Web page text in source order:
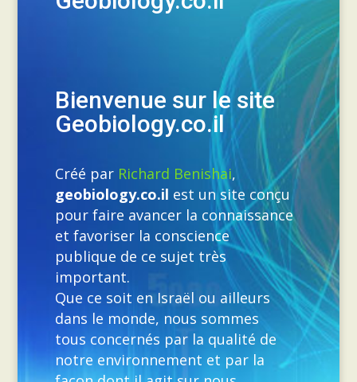
Bienvenue sur le site
Geobiology.co.il
Créé par Richard Benishai,
geobiology.co.il est un site conçu
pour faire avancer la connaissance
et favoriser la conscience
publique de ce sujet très
important.
Que ce soit en Israël ou ailleurs
dans le monde, nous sommes
tous concernés par la qualité de
notre environnement et par la